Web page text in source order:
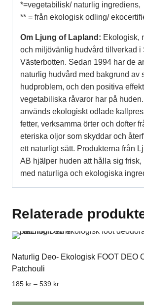
*=vegetabilisk/ naturlig ingrediens,
** = från ekologisk odling/
Om Ljung of Lapland: Ekologisk,
och miljövänlig hudvård tillverkad i
Västerbotten. Sedan 1994 har de
naturlig hudvård med bakgrund av
hudproblem, och den positiva
vegetabiliska råvaror har på
används ekologiskt odlade
fetter, verksamma örter och dofter
eteriska oljor som skyddar och
ett naturligt sätt. Produkterna från
AB hjälper huden att hålla sig frisk,
med naturliga och ekologiska
Relaterade
Naturlig Deo- Ekologisk FOOT DEO
Patchouli
185 kr – 539 krPrisintervall: